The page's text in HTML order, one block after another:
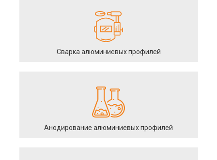
Сварка алюминиевых профилей
Анодирование алюминиевых профилей